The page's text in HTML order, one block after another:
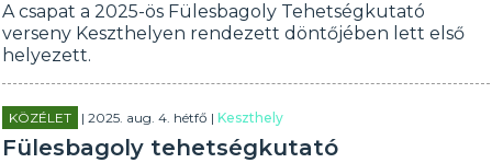
A csapat a 2025-ös Fülesbagoly Tehetségkutató
verseny Keszthelyen rendezett döntőjében lett első
helyezett.
KÖZÉLET | 2025. aug. 4. hétfő |Keszthely
Fülesbagoly tehetségkutató